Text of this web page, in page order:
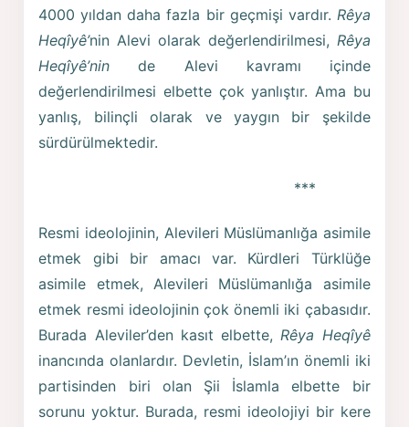
4000 yıldan daha fazla bir geçmişi vardır. Rêya
Heqîyê’nin Alevi olarak değerlendirilmesi, Rêya
Heqîyê’ninde Alevi kavramı içinde
değerlendirilmesi elbette çok yanlıştır. Ama bu
yanlış, bilinçli olarak ve yaygın bir şekilde
sürdürülmektedir.
***
Resmi ideolojinin, Alevileri Müslümanlığa asimile
etmek gibi bir amacı var. Kürdleri Türklüğe
asimile etmek, Alevileri Müslümanlığa asimile
etmek resmi ideolojinin çok önemli iki çabasıdır.
Burada Aleviler’den kasıt elbette, Rêya Heqîyê
inancında olanlardır. Devletin, İslam’ın önemli iki
partisinden biri olan Şii İslamla elbette bir
sorunu yoktur. Burada, resmi ideolojiyi bir kere